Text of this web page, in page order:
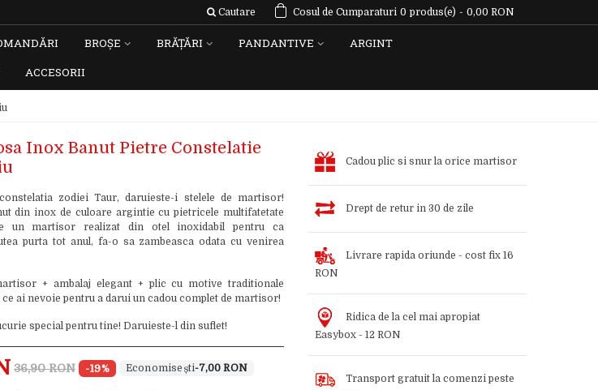
Cautare Cosul de Cumparaturi 0 produs(e) - 0,00 RON
BROȘE BRĂȚĂRI PANDANTIVE
ARGINT
ACCESORII
Inox Banut Pietre Constelatie
zodiei Taur, daruieste-i stelele de martisor!
din inox de culoare argintie cu pietricele multifatetate
un martisor realizat din otel inoxidabil pentru ca
purta tot anul, fa-o sa zambeasca odata cu venirea
+ ambalaj elegant + plic cu motive traditionale
ai nevoie pentru a darui un cadou complet de martisor!
special pentru tine! Daruieste-l din suflet!
36,90 RON -19% -7,00 RON
Cadou plic si snur la orice martisor
Drept de retur in 30 de zile
Livrare rapida oriunde - cost fix 16
RON
Ridica de la cel mai apropiat
Easybox - 12 RON
Transport gratuit la comenzi peste